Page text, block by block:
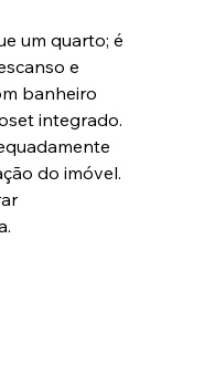
um quarto; é
e
banheiro
integrado.
do imóvel.